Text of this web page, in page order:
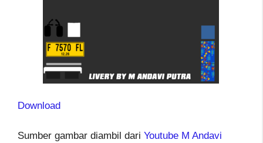
Download
Sumber gambar diambil dari Youtube M Andavi